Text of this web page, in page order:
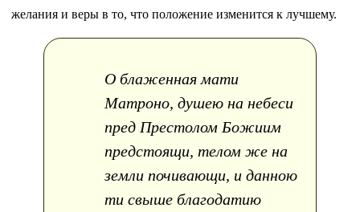
желания и веры в то, что положение изменится к лучшему.
О блаженная мати
Матроно, душею на небеси
пред Престолом Божиим
предстоящи, телом же на
земли почивающи, и данною
ти свыше благодатию